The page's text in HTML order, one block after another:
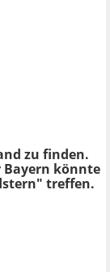
zu finden.
Bayern könnte
treffen.